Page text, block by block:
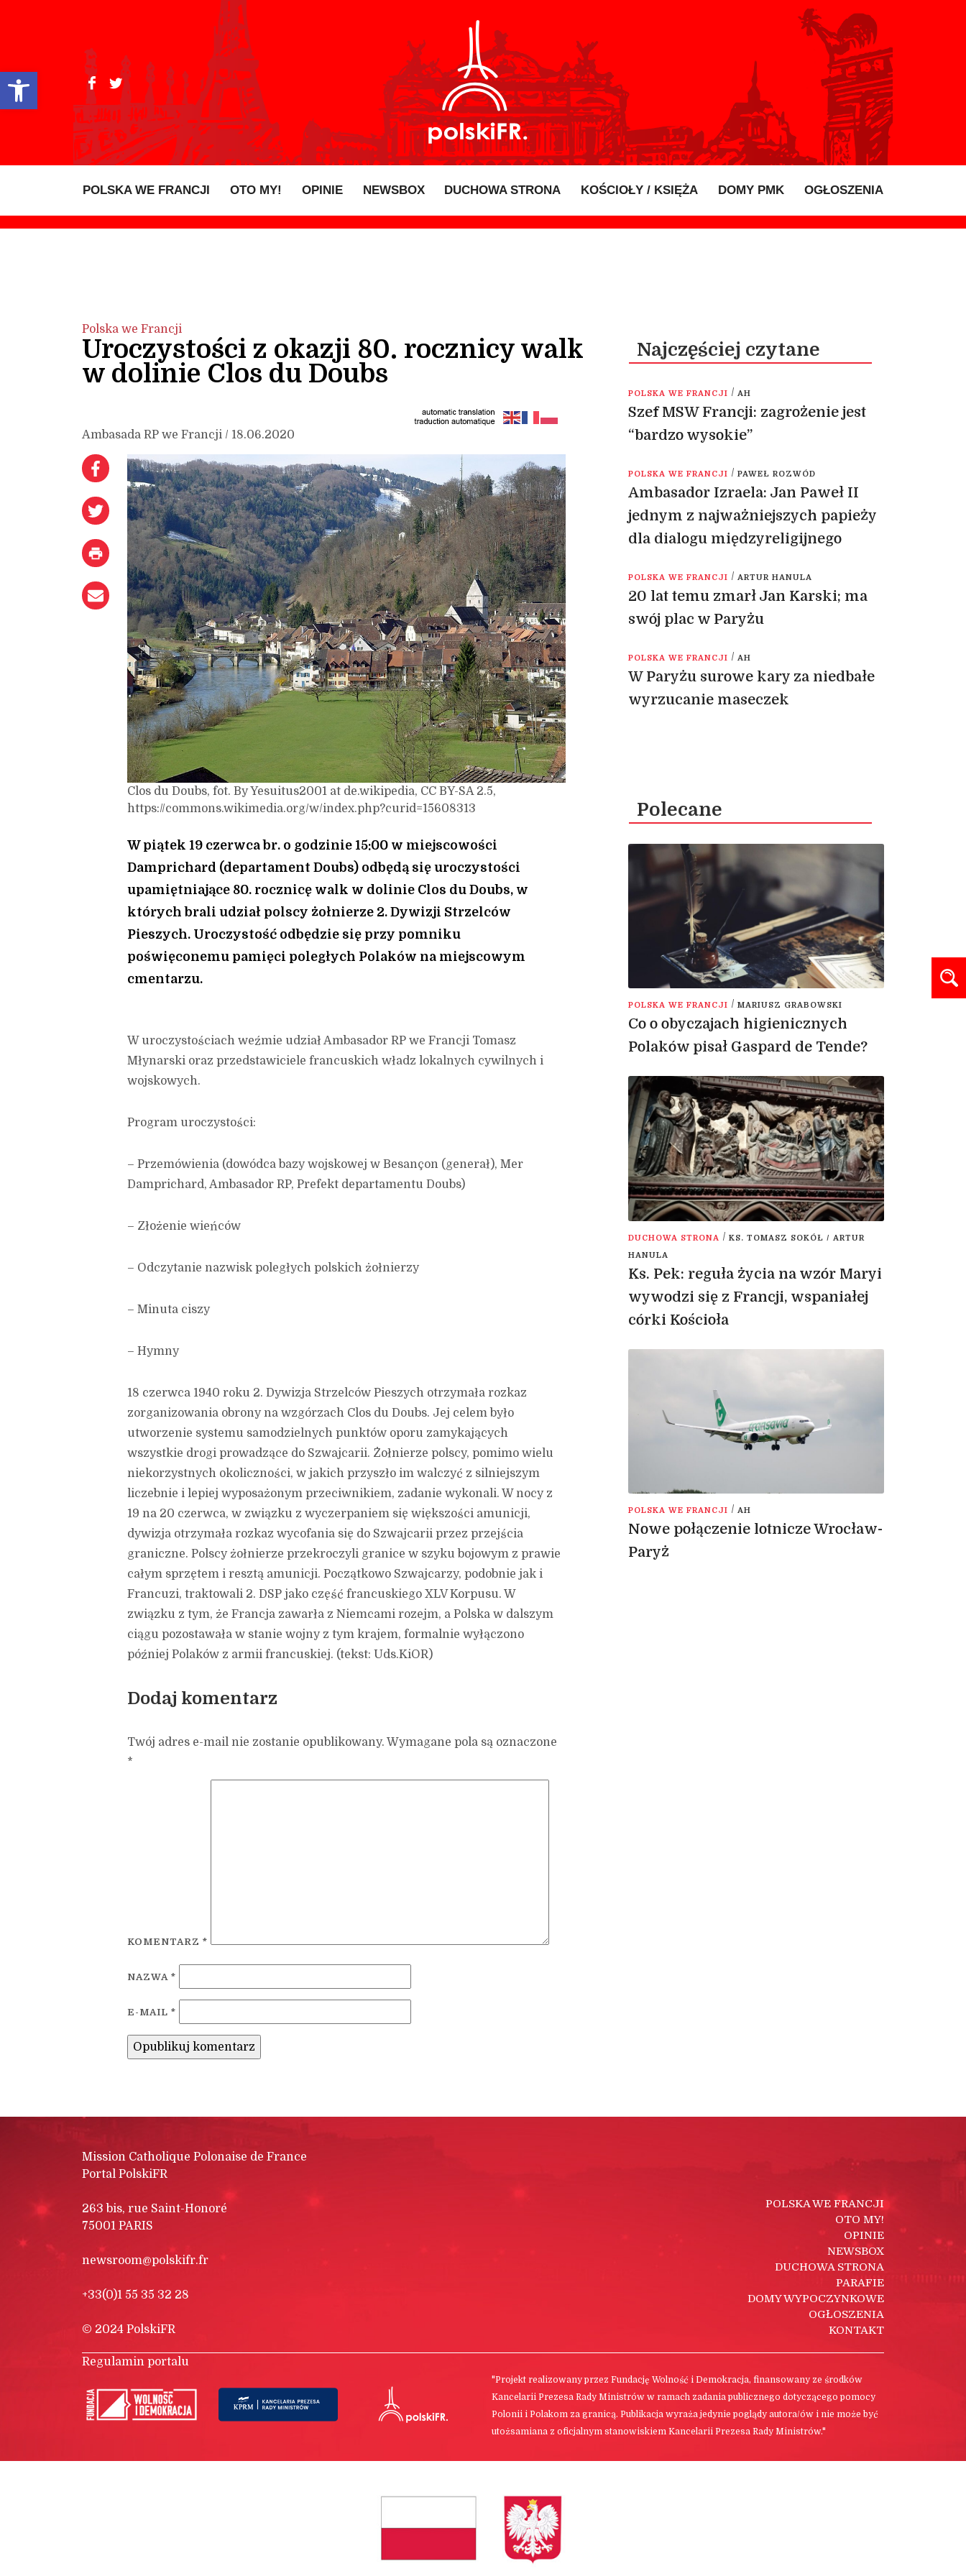
Open toolbar
POLSKA WE FRANCJI OTO MY! OPINIE NEWSBOX DUCHOWA STRONA KOŚCIOŁY / KSIĘŻA DOMY PMK OGŁOSZENIA
Polska we Francji
Uroczystości z okazji 80. rocznicy walk
w dolinie Clos du Doubs
Ambasada RP we Francji / 18.06.2020
Clos du Doubs, fot. By Yesuitus2001 at de.wikipedia, CC BY-SA 2.5,
https://commons.wikimedia.org/w/index.php?curid=15608313
W piątek 19 czerwca br. o godzinie 15:00 w miejscowości
Damprichard (departament Doubs) odbędą się uroczystości
upamiętniające 80. rocznicę walk w dolinie Clos du Doubs, w
których brali udział polscy żołnierze 2. Dywizji Strzelców
Pieszych. Uroczystość odbędzie się przy pomniku
poświęconemu pamięci poległych Polaków na miejscowym
cmentarzu.
W uroczystościach weźmie udział Ambasador RP we Francji Tomasz
Młynarski oraz przedstawiciele francuskich władz lokalnych cywilnych i
wojskowych.
Program uroczystości:
– Przemówienia (dowódca bazy wojskowej w Besançon (generał), Mer
Damprichard, Ambasador RP, Prefekt departamentu Doubs)
– Złożenie wieńców
– Odczytanie nazwisk poległych polskich żołnierzy
– Minuta ciszy
– Hymny
18 czerwca 1940 roku 2. Dywizja Strzelców Pieszych otrzymała rozkaz
zorganizowania obrony na wzgórzach Clos du Doubs. Jej celem było
utworzenie systemu samodzielnych punktów oporu zamykających
wszystkie drogi prowadzące do Szwajcarii. Żołnierze polscy, pomimo wielu
niekorzystnych okoliczności, w jakich przyszło im walczyć z silniejszym
liczebnie i lepiej wyposażonym przeciwnikiem, zadanie wykonali. W nocy z
19 na 20 czerwca, w związku z wyczerpaniem się większości amunicji,
dywizja otrzymała rozkaz wycofania się do Szwajcarii przez przejścia
graniczne. Polscy żołnierze przekroczyli granice w szyku bojowym z prawie
całym sprzętem i resztą amunicji. Początkowo Szwajcarzy, podobnie jak i
Francuzi, traktowali 2. DSP jako część francuskiego XLV Korpusu. W
związku z tym, że Francja zawarła z Niemcami rozejm, a Polska w dalszym
ciągu pozostawała w stanie wojny z tym krajem, formalnie wyłączono
później Polaków z armii francuskiej. (tekst: Uds.KiOR)
Dodaj komentarz
Twój adres e-mail nie zostanie opublikowany. Wymagane pola są oznaczone
*
KOMENTARZ*
NAZWA*
E-MAIL*
Najczęściej czytane
POLSKA WE FRANCJI / AH
Szef MSW Francji: zagrożenie jest
“bardzo wysokie”
POLSKA WE FRANCJI / PAWEŁ ROZWÓD
Ambasador Izraela: Jan Paweł II
jednym z najważniejszych papieży
dla dialogu międzyreligijnego
POLSKA WE FRANCJI / ARTUR HANULA
20 lat temu zmarł Jan Karski; ma
swój plac w Paryżu
POLSKA WE FRANCJI / AH
W Paryżu surowe kary za niedbałe
wyrzucanie maseczek
Polecane
POLSKA WE FRANCJI / MARIUSZ GRABOWSKI
Co o obyczajach higienicznych
Polaków pisał Gaspard de Tende?
DUCHOWA STRONA / KS. TOMASZ SOKÓŁ / ARTUR
HANULA
Ks. Pek: reguła życia na wzór Maryi
wywodzi się z Francji, wspaniałej
córki Kościoła
POLSKA WE FRANCJI / AH
Nowe połączenie lotnicze Wrocław-
Paryż
Mission Catholique Polonaise de France
Portal PolskiFR
263 bis, rue Saint-Honoré
75001 PARIS
newsroom@polskifr.fr
+33(0)1 55 35 32 28
© 2024 PolskiFR
POLSKA WE FRANCJI
OTO MY!
OPINIE
NEWSBOX
DUCHOWA STRONA
PARAFIE
DOMY WYPOCZYNKOWE
OGŁOSZENIA
KONTAKT
Regulamin portalu
"Projekt realizowany przez Fundację Wolność i Demokracja, finansowany ze środków
Kancelarii Prezesa Rady Ministrów w ramach zadania publicznego dotyczącego pomocy
Polonii i Polakom za granicą. Publikacja wyraża jedynie poglądy autora/ów i nie może być
utożsamiana z oficjalnym stanowiskiem Kancelarii Prezesa Rady Ministrów."